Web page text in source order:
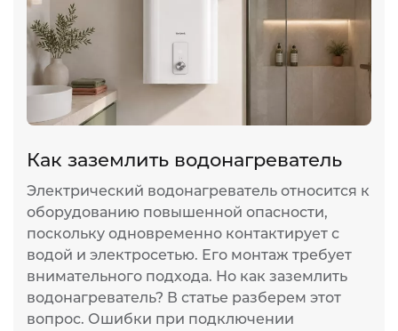
Как заземлить водонагреватель
Электрический водонагреватель относится к
оборудованию повышенной опасности,
поскольку одновременно контактирует с
водой и электросетью. Его монтаж требует
внимательного подхода. Но как заземлить
водонагреватель? В статье разберем этот
вопрос. Ошибки при подключении